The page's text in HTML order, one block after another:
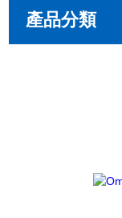
產品分類